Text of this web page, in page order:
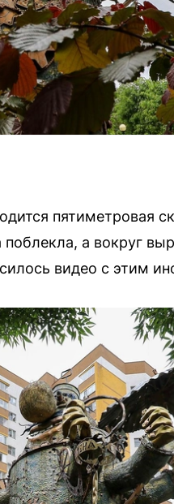
пятиметровая
а вокруг
видео с этим